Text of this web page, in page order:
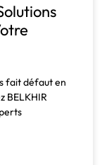
fait défaut en
BELKHIR